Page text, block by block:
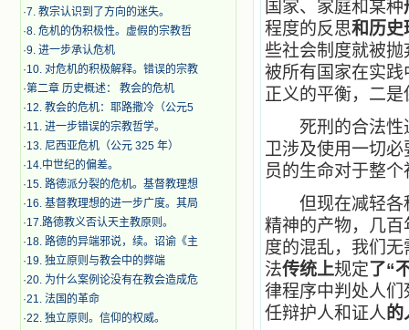
·7. 教宗认识到了方向的迷失。
·8. 危机的伪积极性。虚假的宗教哲
·9. 进一步承认危机
·10. 对危机的积极解释。错误的宗教
·第二章 历史概述： 教会的危机
·12. 教会的危机：耶路撒冷（公元5
·11. 进一步错误的宗教哲学。
·13. 尼西亚危机（公元 325 年）
·14.中世纪的偏差。
·15. 路德派分裂的危机。基督教理想
·16. 基督教理想的进一步广度。其局
·17.路德教义否认天主教原则。
·18. 路德的异端邪说，续。诏谕《主
·19. 独立原则与教会中的弊端
·20. 为什么案例论没有在教会造成危
·21. 法国的革命
·22. 独立原则。信仰的权威。
国家、家庭和某种
程度的反思和历史
些社会制度就被
被所有国家在实
正义的平衡，二
死刑的合法性
卫涉及使用一切
员的生命对于整
但现在减轻各种
精神的产物，几
度的混乱，我们
法传统上规定了“
律程序中判处人
任辩护人和证人